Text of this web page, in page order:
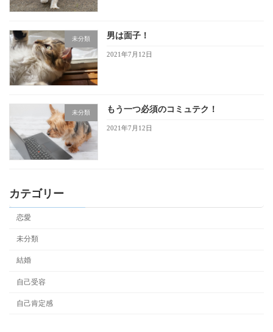
未分類 男は面子！
2021年7月12日
未分類 もう一つ必須のコミュテク！
2021年7月12日
カテゴリー
恋愛
未分類
結婚
自己受容
自己肯定感